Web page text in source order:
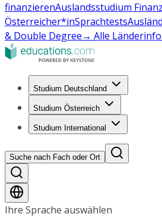
finanzierenAuslandsstudium
Österreicher*inSprachtests
& Double Degree→ Alle
Studium Deutschland
Studium Österreich
Studium International
Suche nach Fach oder Ort
Ihre Sprache auswählen